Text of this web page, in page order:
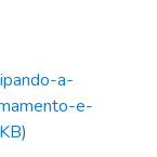
a-
e-